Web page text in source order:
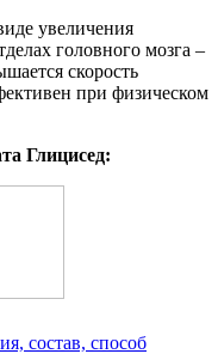
увеличения
головного мозга –
скорость
при физическом
Глицисед:
состав, способ